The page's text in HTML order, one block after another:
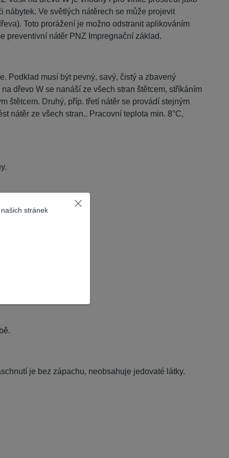
Ve světlých nátěrech se může projevit
Toto prorážení je možno odstranit aplikováním
preventivní nátěr PNZ Impregnační základ.
Podklad musí být pevný, savý, čistý a zbavený
dřevo W se nanáší ze všech stran štětcem, stříkáním
štětcem. Druhý, příp. třetí nátěr se provádí stejným
nátěr ze všech stran.. Pracovní teplota min. 8°C,
je bez zápachu, neobsahuje jedovaté látky.
stránek